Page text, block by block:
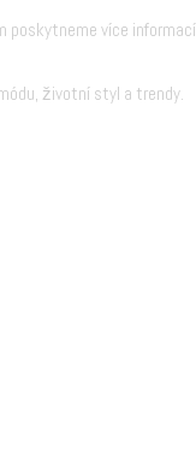
poskytneme více
životní styl a trendy.